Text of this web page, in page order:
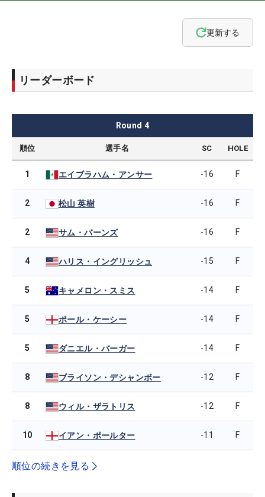
更新する
リーダーボード
Round 4
順位 選手名 SC HOLE
1 エイブラハム・アンサー -16 F
2 松山 英樹 -16 F
2 サム・バーンズ -16 F
4 ハリス・イングリッシュ -15 F
5 キャメロン・スミス -14 F
5 ポール・ケーシー -14 F
5 ダニエル・バーガー -14 F
8 ブライソン・デシャンボー -12 F
8 ウィル・ザラトリス -12 F
10 イアン・ポールター -11 F
順位の続きを見る